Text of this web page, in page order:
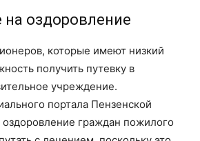
на оздоровление
которые имеют низкий
получить путевку в
учреждение.
портала Пензенской
граждан пожилого